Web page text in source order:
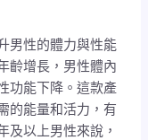
男性的體力與性能
齡增長，男性體內
功能下降。這款產
的能量和活力，有
及以上男性來說，